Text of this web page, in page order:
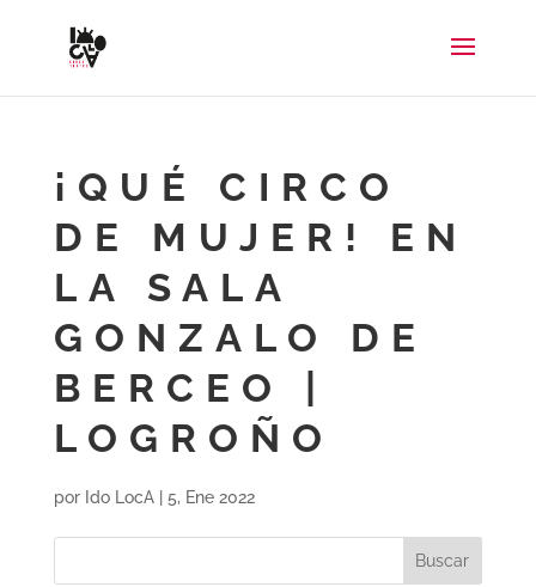
¡QUÉ CIRCO
DE MUJER! EN
LA SALA
GONZALO DE
BERCEO |
LOGROÑO
por Ido LocA| 5, Ene 2022